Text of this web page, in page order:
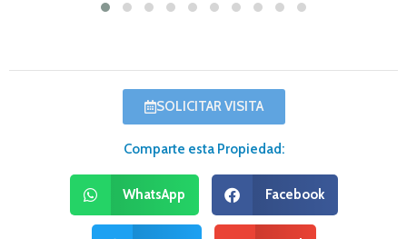
SOLICITAR VISITA
Comparte esta Propiedad:
WhatsApp Facebook